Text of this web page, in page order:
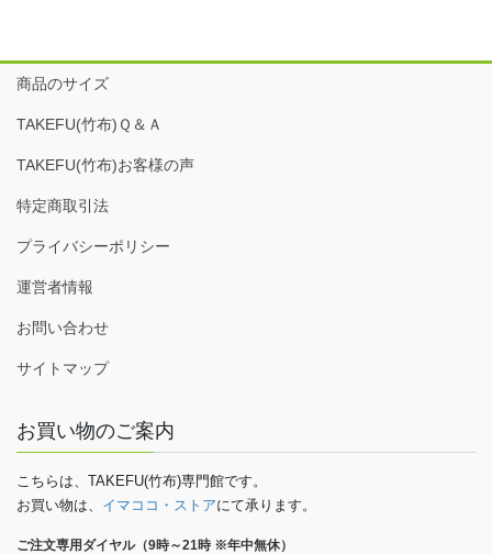
商品のサイズ
TAKEFU(竹布)Ｑ＆Ａ
TAKEFU(竹布)お客様の声
特定商取引法
プライバシーポリシー
運営者情報
お問い合わせ
サイトマップ
お買い物のご案内
こちらは、TAKEFU(竹布)専門館です。
お買い物は、 イマココ・ストアにて承ります。
ご注文専用ダイヤル（9時～21時 ※年中無休）